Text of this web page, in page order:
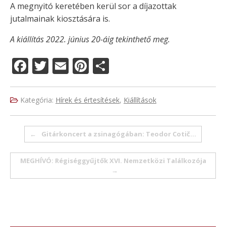
A megnyitó keretében kerül sor a díjazottak
jutalmainak kiosztására is.
A kiállítás 2022. június 20-áig tekinthető meg.
F
a
c
e
b
o
o
k
T
w
it
te
r
E
m
ai
l
Pi
n
te
re
st
ss
z
a
m
e
g
Kategória: Hírek és értesítések, Kiállítások
Post navigation
← Gitárkoncert a zsinagógában: Teodor Cotič…
MEGHÍVÓ: Régiséggyűjtők XVI. Nemzetközi Találkozója
→